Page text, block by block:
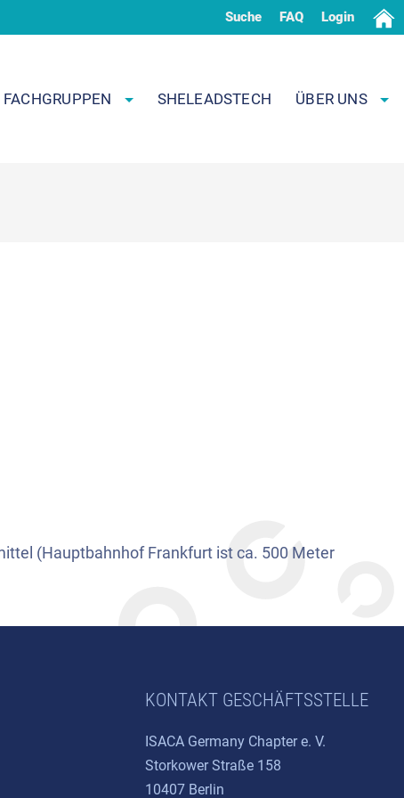
Suche FAQ Login
FACHGRUPPEN SHELEADSTECH ÜBER UNS
(Hauptbahnhof Frankfurt ist ca. 500 Meter
KONTAKT GESCHÄFTSSTELLE
ISACA Germany Chapter e. V.
Storkower Straße 158
10407 Berlin